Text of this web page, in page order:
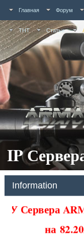
Главная Форум
ТНТ Статьи
IP
Information
У Сервера
на